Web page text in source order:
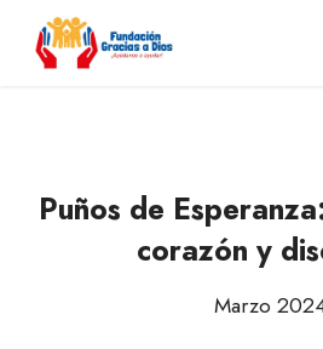
Puños de
corazón y
Marzo